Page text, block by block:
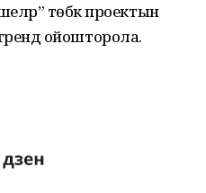
төбәк проектын
ойошторола.